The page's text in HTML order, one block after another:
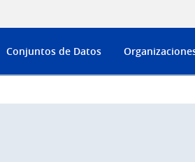
Conjuntos de Datos